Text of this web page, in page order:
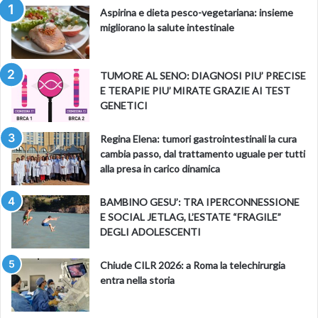
Aspirina e dieta pesco-vegetariana: insieme
migliorano la salute intestinale
TUMORE AL SENO: DIAGNOSI PIU’ PRECISE
E TERAPIE PIU’ MIRATE GRAZIE AI TEST
GENETICI
Regina Elena: tumori gastrointestinali la cura
cambia passo, dal trattamento uguale per tutti
alla presa in carico dinamica
BAMBINO GESU’: TRA IPERCONNESSIONE
E SOCIAL JETLAG, L’ESTATE “FRAGILE”
DEGLI ADOLESCENTI
Chiude CILR 2026: a Roma la telechirurgia
entra nella storia